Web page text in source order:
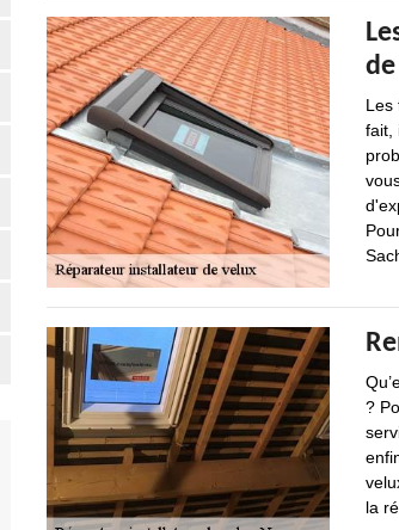
Les
fait,
?
la